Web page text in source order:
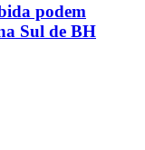
podem
Sul de BH